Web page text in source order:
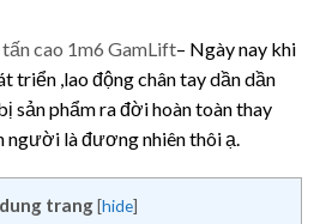
cao 1m6 GamLift– Ngày nay khi
triển ,lao động chân tay dần dần
phẩm ra đời hoàn toàn thay
người là đương nhiên thôi ạ.
trang [hide]